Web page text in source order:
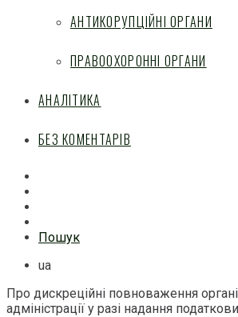
АНТИКОРУПЦІЙНІ ОРГАНИ
ПРАВООХОРОННІ ОРГАНИ
АНАЛІТИКА
БЕЗ КОМЕНТАРІВ
Пошук
ua
Про дискреційні повноваження
адміністрації у разі надання